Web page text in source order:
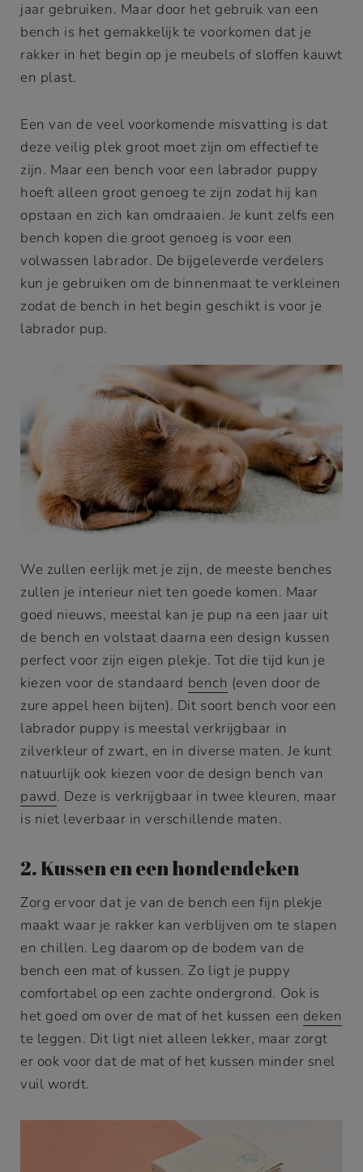
jaar gebruiken. Maar door het gebruik van een
bench is het gemakkelijk te voorkomen dat je
rakker in het begin op je meubels of sloffen kauwt
en plast.
Een van de veel voorkomende misvatting is dat
deze veilig plek groot moet zijn om effectief te
zijn. Maar een bench voor een labrador puppy
hoeft alleen groot genoeg te zijn zodat hij kan
opstaan en zich kan omdraaien. Je kunt zelfs een
bench kopen die groot genoeg is voor een
volwassen labrador. De bijgeleverde verdelers
kun je gebruiken om de binnenmaat te verkleinen
zodat de bench in het begin geschikt is voor je
labrador pup.
We zullen eerlijk met je zijn, de meeste benches
zullen je interieur niet ten goede komen. Maar
goed nieuws, meestal kan je pup na een jaar uit
de bench en volstaat daarna een design kussen
perfect voor zijn eigen plekje. Tot die tijd kun je
kiezen voor de standaard bench (even door de
zure appel heen bijten). Dit soort bench voor een
labrador puppy is meestal verkrijgbaar in
zilverkleur of zwart, en in diverse maten. Je kunt
natuurlijk ook kiezen voor de design bench van
pawd. Deze is verkrijgbaar in twee kleuren, maar
is niet leverbaar in verschillende maten.
2. Kussen en een hondendeken
Zorg ervoor dat je van de bench een fijn plekje
maakt waar je rakker kan verblijven om te slapen
en chillen. Leg daarom op de bodem van de
bench een mat of kussen. Zo ligt je puppy
comfortabel op een zachte ondergrond. Ook is
het goed om over de mat of het kussen een deken
te leggen. Dit ligt niet alleen lekker, maar zorgt
er ook voor dat de mat of het kussen minder snel
vuil wordt.